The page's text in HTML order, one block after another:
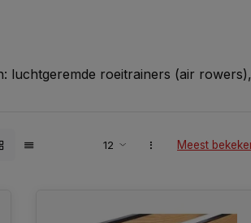
roeitrainers (air
Meest